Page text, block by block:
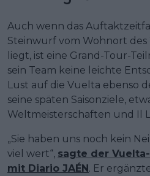
Auch wenn das
Steinwurf vom Wohnort
liegt, ist eine Grand-Tour-
sein Team keine leichte
Lust auf die Vuelta ebenso
seine späten Saisonziele,
Weltmeisterschaften und Il
„Sie haben uns noch kein
viel wert“, sagte der
mit Diario JAÉN. Er